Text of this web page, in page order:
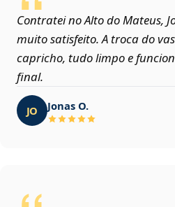
Contratei no Alto do Mateus,
muito satisfeito. A troca do
capricho, tudo limpo e
final.
JO Jonas O.